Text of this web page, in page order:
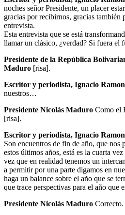
noches señor Presidente, un placer
gracias por recibirnos, gracias también
entrevista.
Esta entrevista que se está
llamar un clásico, ¿verdad? Si fuera el
Presidente de la República
Maduro [risa].
Escritor y periodista, Ignacio
nuestros…
Presidente Nicolás Maduro Como el
[risa].
Escritor y periodista, Ignacio
Son encuentros de fin de año, que nos
estos últimos años, está es la cuarta
vez que en realidad tenemos un
a permitir por una parte digamos en
haga un balance sobre el año que se
que trace perspectivas para el año que
Presidente Nicolás Maduro Correcto.